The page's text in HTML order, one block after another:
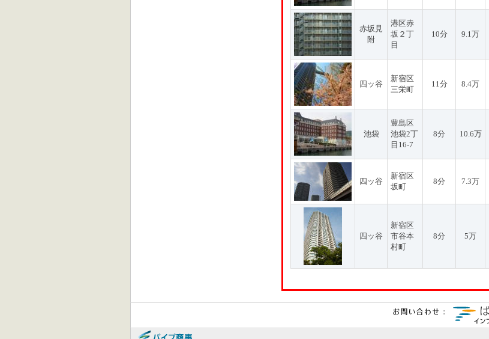
赤坂見
附
港区赤
坂２丁
目
10分 9.1万
四ッ谷
新宿区
三栄町
11分 8.4万
池袋
豊島区
池袋2丁
目16-7
8分 10.6万
四ッ谷
新宿区
坂町
8分 7.3万
四ッ谷
新宿区
市谷本
村町
8分 5万